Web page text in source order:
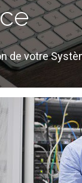
de votre